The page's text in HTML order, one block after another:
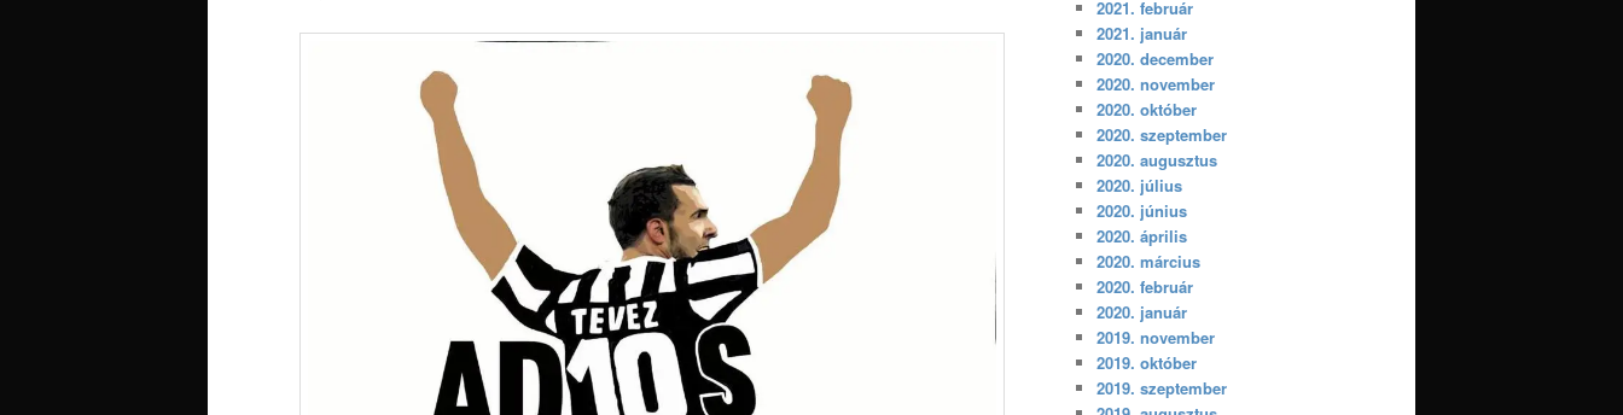
2021. február
2021. január
2020. december
2020. november
2020. október
2020. szeptember
2020. augusztus
2020. július
2020. június
2020. április
2020. március
2020. február
2020. január
2019. november
2019. október
2019. szeptember